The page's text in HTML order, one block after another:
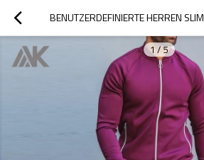
1 /5